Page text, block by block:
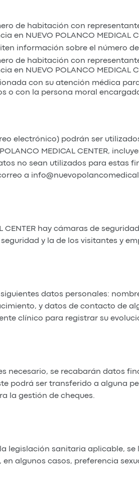
de habitación con
NUEVO POLANCO MEDICAL
información sobre el número
de habitación con
NUEVO POLANCO MEDICAL
con su atención médica
o con la persona moral
electrónico) podrán ser
MEDICAL CENTER,
no sean utilizados para estas
correo a
CENTER hay cámaras de
y la de los visitantes y
datos personales:
y datos de contacto de
clínico para registrar su
necesario, se recabarán datos
podrá ser transferido a alguna
la gestión de cheques.
legislación sanitaria aplicable,
algunos casos, preferencia